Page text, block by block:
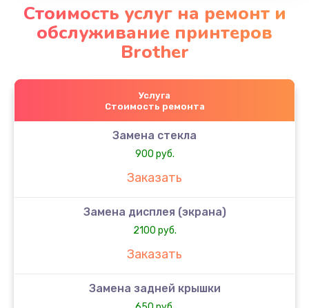
Стоимость услуг на ремонт и
обслуживание принтеров
Brother
Услуга
Стоимость ремонта
Замена стекла
900 руб.
Заказать
Замена дисплея (экрана)
2100 руб.
Заказать
Замена задней крышки